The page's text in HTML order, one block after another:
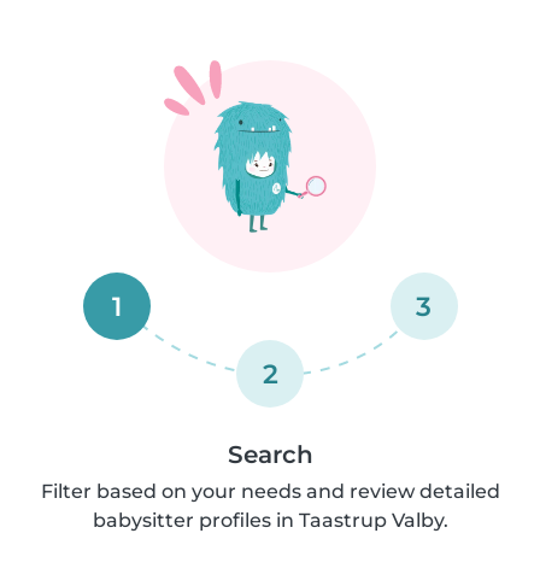
1
2
3
Search
Filter based on your needs and review detailed
babysitter profiles in Taastrup Valby.